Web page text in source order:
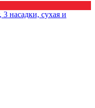
насадки, сухая и